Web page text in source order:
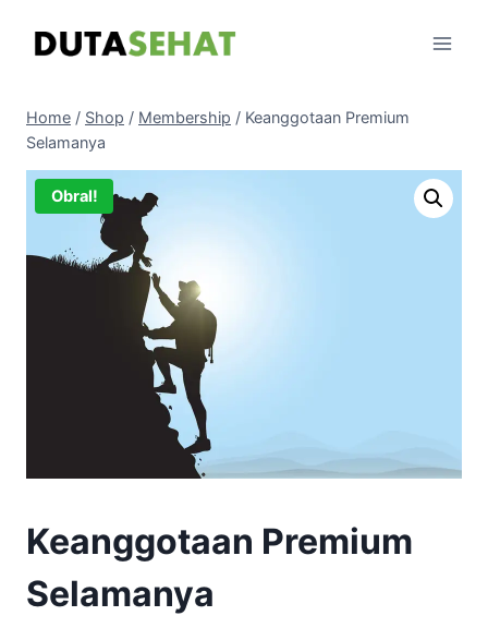
Home / Shop / Membership / Keanggotaan Premium
Selamanya
Obral!
Keanggotaan Premium
Selamanya